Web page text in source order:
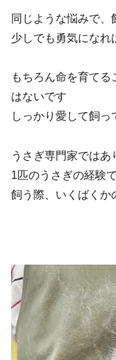
同じような悩みで
少しでも勇気になれ
もちろん命を育て
はないです
しっかり愛して飼
うさぎ専門家ではあ
1匹のうさぎの経験
飼う際、いくばくか